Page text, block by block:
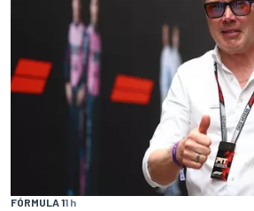
FÓRMULA 11 h